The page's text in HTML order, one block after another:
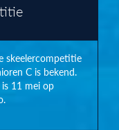
skeelercompetitie
C is bekend.
11 mei op